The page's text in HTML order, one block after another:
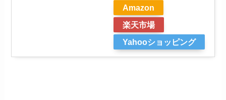
Amazon
楽天市場
Yahooショッピング